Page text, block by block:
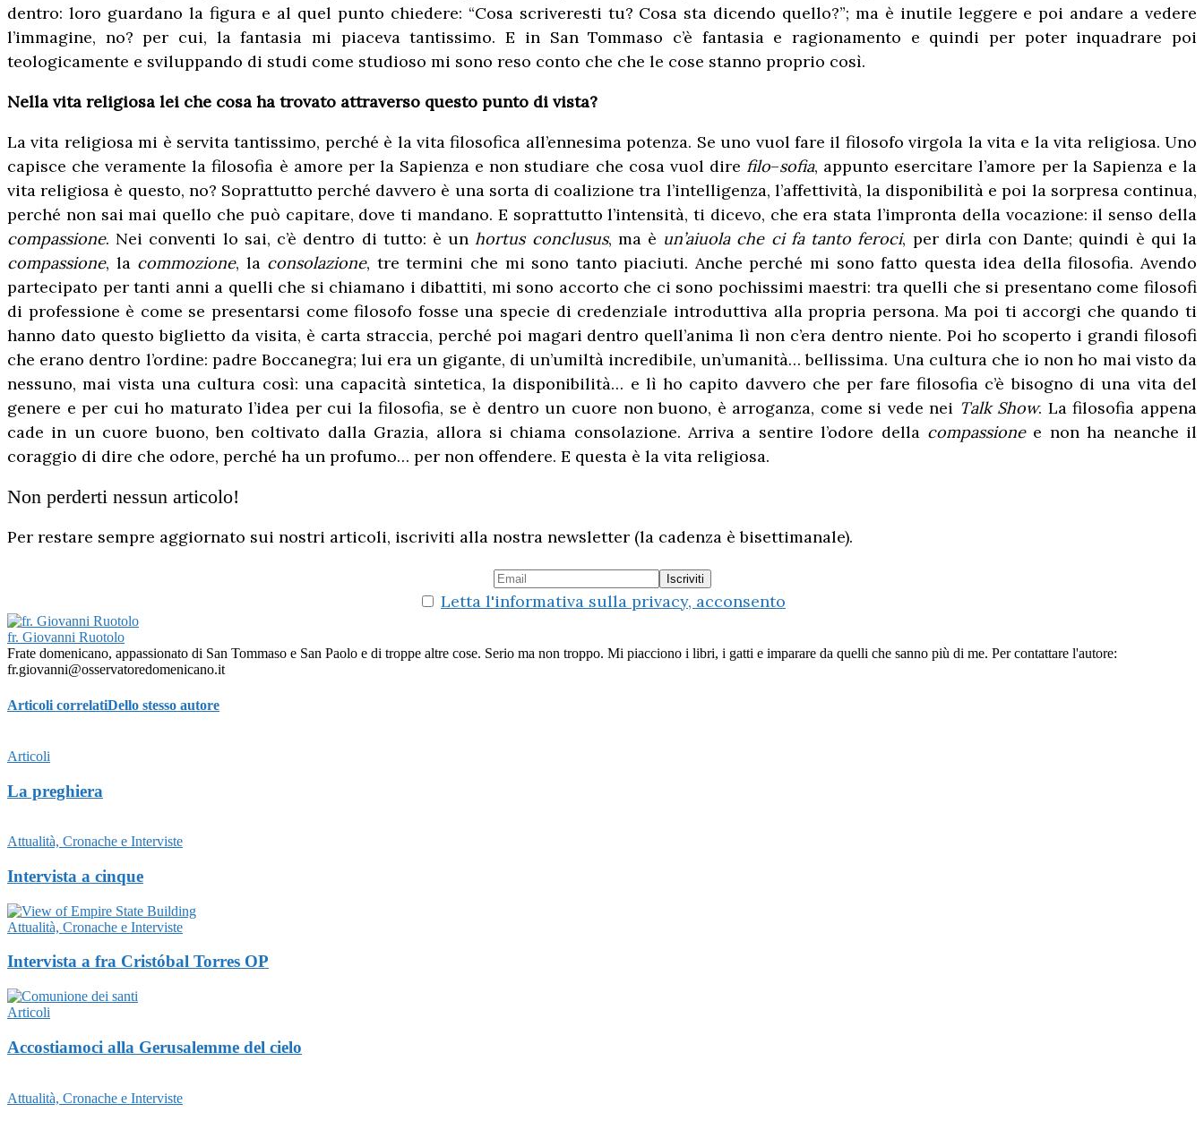
dentro: loro guardano la figura e al quel punto chiedere: “Cosa scriveresti tu? Cosa sta dicendo quello?”; ma è inutile leggere e poi andare a vedere
l’immagine, no? per cui, la fantasia mi piaceva tantissimo. E in San Tommaso c’è fantasia e ragionamento e quindi per poter inquadrare poi
teologicamente e sviluppando di studi come studioso mi sono reso conto che che le cose stanno proprio così.
Nella vita religiosa lei che cosa ha trovato attraverso questo punto di vista?
La vita religiosa mi è servita tantissimo, perché è la vita filosofica all’ennesima potenza. Se uno vuol fare il filosofo virgola la vita e la vita religiosa. Uno
capisce che veramente la filosofia è amore per la Sapienza e non studiare che cosa vuol dire filo–sofia, appunto esercitare l’amore per la Sapienza e la
vita religiosa è questo, no? Soprattutto perché davvero è una sorta di coalizione tra l’intelligenza, l’affettività, la disponibilità e poi la sorpresa continua,
perché non sai mai quello che può capitare, dove ti mandano. E soprattutto l’intensità, ti dicevo, che era stata l’impronta della vocazione: il senso della
compassione. Nei conventi lo sai, c’è dentro di tutto: è unhortus conclusus, ma è un’aiuola che ci fa tanto feroci, per dirla con Dante; quindi è qui la
compassione, la commozione, la consolazione, tre termini che mi sono tanto piaciuti. Anche perché mi sono fatto questa idea della filosofia. Avendo
partecipato per tanti anni a quelli che si chiamano i dibattiti, mi sono accorto che ci sono pochissimi maestri: tra quelli che si presentano come filosofi
di professione è come se presentarsi come filosofo fosse una specie di credenziale introduttiva alla propria persona. Ma poi ti accorgi che quando ti
hanno dato questo biglietto da visita, è carta straccia, perché poi magari dentro quell’anima lì non c’era dentro niente. Poi ho scoperto i grandi filosofi
che erano dentro l’ordine: padre Boccanegra; lui era un gigante, di un’umiltà incredibile, un’umanità… bellissima. Una cultura che io non ho mai visto da
nessuno, mai vista una cultura così: una capacità sintetica, la disponibilità… e lì ho capito davvero che per fare filosofia c’è bisogno di una vita del
genere e per cui ho maturato l’idea per cui la filosofia, se è dentro un cuore non buono, è arroganza, come si vede nei Talk Show. La filosofia appena
cade in un cuore buono, ben coltivato dalla Grazia, allora si chiama consolazione. Arriva a sentire l’odore della compassionee non ha neanche il
coraggio di dire che odore, perché ha un profumo… per non offendere. E questa è la vita religiosa.
Non perderti nessun articolo!
Per restare sempre aggiornato sui nostri articoli, iscriviti alla nostra newsletter (la cadenza è bisettimanale).
Letta l'informativa sulla privacy, acconsento
fr. Giovanni Ruotolo
Frate domenicano, appassionato di San Tommaso e San Paolo e di troppe altre cose. Serio ma non troppo. Mi piacciono i libri, i gatti e imparare da quelli che sanno più di me. Per contattare l'autore:
fr.giovanni@osservatoredomenicano.it
Articoli correlatiDello stesso autore
Articoli
La preghiera
Attualità, Cronache e Interviste
Intervista a cinque
Attualità, Cronache e Interviste
Intervista a fra Cristóbal Torres OP
Articoli
Accostiamoci alla Gerusalemme del cielo
Attualità, Cronache e Interviste